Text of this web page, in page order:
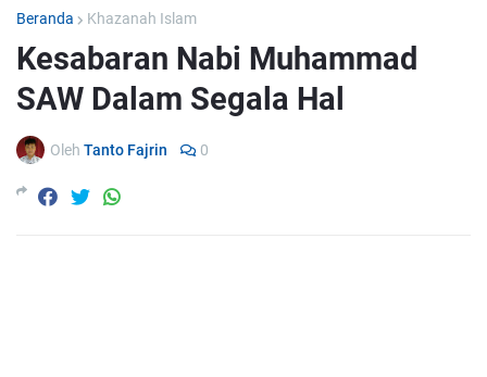
Beranda Khazanah Islam
Kesabaran Nabi Muhammad
SAW Dalam Segala Hal
Oleh Tanto Fajrin 0